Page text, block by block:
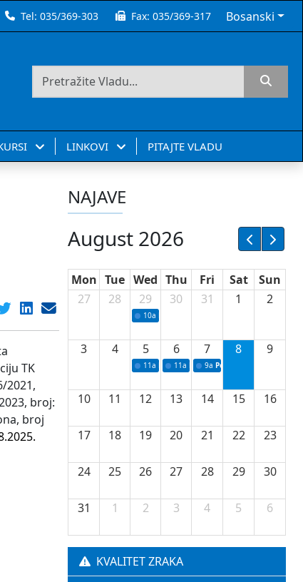
Tel:035/369-303 Fax:035/369-317 Bosanski
LINKOVI PITAJTE VLADU
TK
2021,
broj:
broj
NAJAVE
August 2026
Mon Tue Wed Thu Fri Sat
Sun
27
28 29
10a Potpisivanje ugovora sa neprofitnim
30 31 1 2
3 4 5
11a Potpisivanje ugovora o stipendijama
6
11a Podrška razvoju vodne
7
9a Početak izgradnje nove
8 9
10 11 12 13 14 15 16
17 18 19 20 21 22 23
24 25 26 27 28 29 30
31 1 2 3 4 5 6
KVALITET ZRAKA